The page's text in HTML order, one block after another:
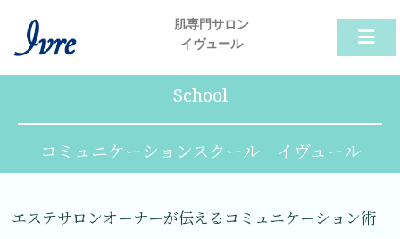
肌専門サロン
イヴュール
School
コミュニケーションスクール イヴュール
エステサロンオーナーが伝えるコミュニケーション術